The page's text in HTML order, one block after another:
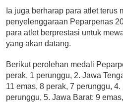
Ia juga berharap para atlet terus
penyelenggaraan Peparpenas
para atlet berprestasi untuk
yang akan datang.
Berikut perolehan medali
perak, 1 perunggu, 2. Jawa
11 emas, 8 perak, 7 perunggu,
perunggu, 5. Jawa Barat: 9